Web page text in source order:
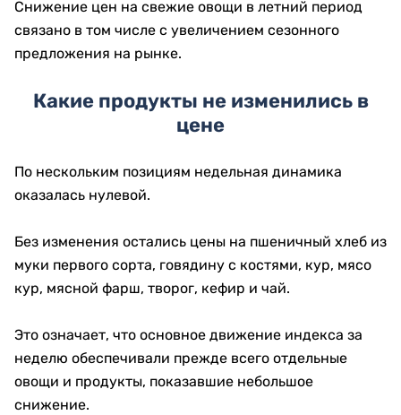
Снижение цен на свежие овощи в летний период
связано в том числе с увеличением сезонного
предложения на рынке.
Какие продукты не изменились в
цене
По нескольким позициям недельная динамика
оказалась нулевой.
Без изменения остались цены на пшеничный хлеб из
муки первого сорта, говядину с костями, кур, мясо
кур, мясной фарш, творог, кефир и чай.
Это означает, что основное движение индекса за
неделю обеспечивали прежде всего отдельные
овощи и продукты, показавшие небольшое
снижение.